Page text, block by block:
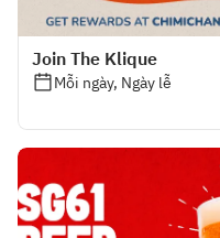
Join The Klique
Mỗi ngày, Ngày lễ